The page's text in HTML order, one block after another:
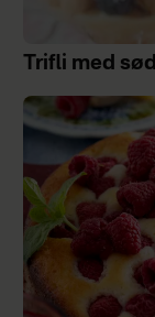
Trifli med